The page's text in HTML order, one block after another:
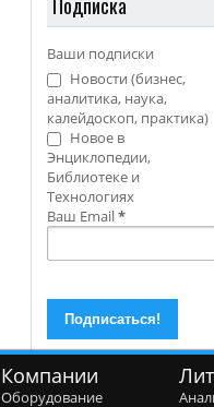
Ваши подписки
Новости (бизнес,
аналитика, наука,
калейдоскоп, практика)
Новое в
Энциклопедии,
Библиотеке и
Технологиях
Ваш Email*
Компании
Оборудование